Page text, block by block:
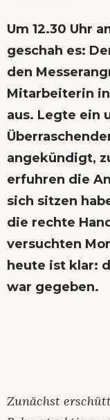
Um 12.30 Uhr
geschah es:
den
Mitarbeiterin
aus. Legte ein
angekündigt,
erfuhren die
sich sitzen
die rechte
versuchten
heute ist klar:
war gegeben.
Zunächst